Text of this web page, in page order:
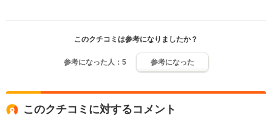
このクチコミは参考になりましたか？
参考になった人： 5 参考になった
このクチコミに対するコメント